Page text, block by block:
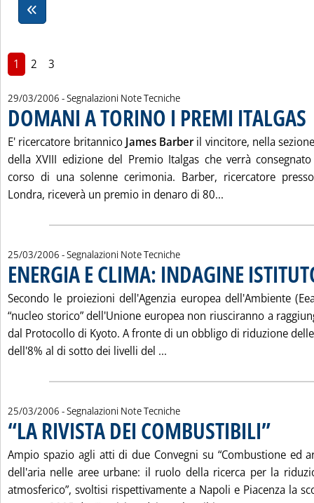
1 2 3
29/03/2006 - Segnalazioni Note Tecniche
DOMANI A TORINO I PREMI ITALGAS
E' ricercatore britannico James Barberil vincitore, nella
della XVIII edizione del Premio Italgas che verrà
corso di una solenne cerimonia. Barber, ricercatore
Londra, riceverà un premio in denaro di 80...
25/03/2006 - Segnalazioni Note Tecniche
ENERGIA E CLIMA: INDAGINE
. Pubblicata sabato 25 marzo 2006 alle 15.24.
Secondo le proiezioni dell'Agenzia europea dell'Ambiente
“nucleo storico” dell'Unione europea non riusciranno a
dal Protocollo di Kyoto. A fronte di un obbligo di riduzione
dell'8% al di sotto dei livelli del ...
25/03/2006 - Segnalazioni Note Tecniche
“LA RIVISTA DEI COMBUSTIBILI”. Pubblicata
Ampio spazio agli atti di due Convegni su “Combustione ed
dell'aria nelle aree urbane: il ruolo della ricerca per la
atmosferico”, svoltisi rispettivamente a Napoli e Piacenza la